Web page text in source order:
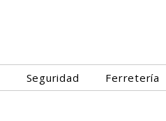
Seguridad Ferretería